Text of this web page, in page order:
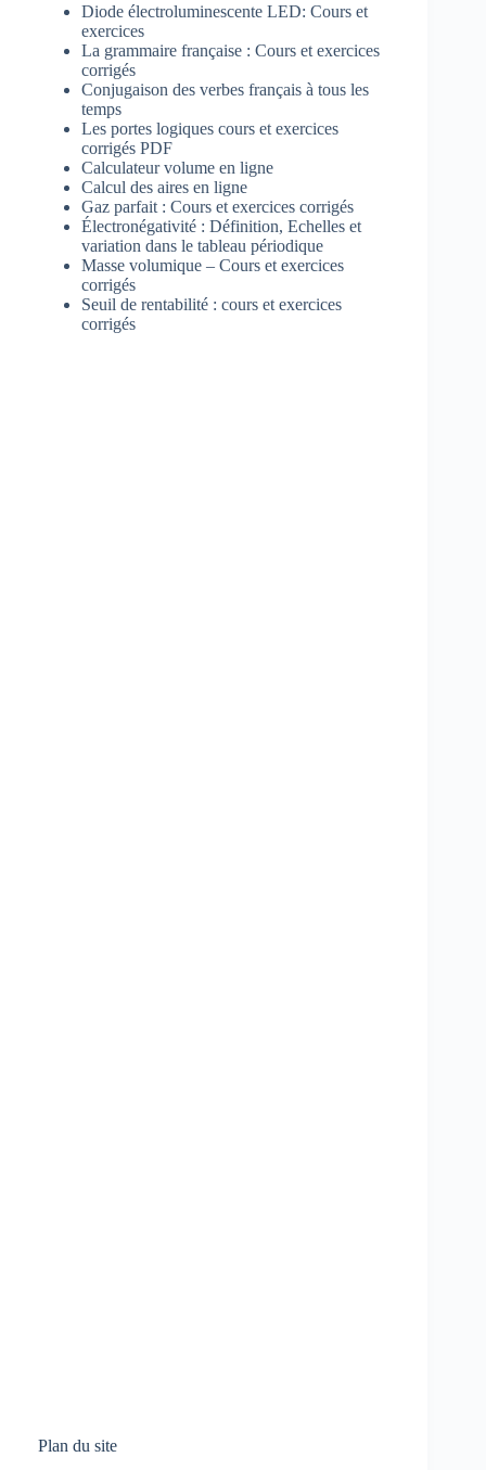
Diode électroluminescente LED: Cours et
exercices
La grammaire française : Cours et exercices
corrigés
Conjugaison des verbes français à tous les
temps
Les portes logiques cours et exercices
corrigés PDF
Calculateur volume en ligne
Calcul des aires en ligne
Gaz parfait : Cours et exercices corrigés
Électronégativité : Définition, Echelles et
variation dans le tableau périodique
Masse volumique – Cours et exercices
corrigés
Seuil de rentabilité : cours et exercices
corrigés
Plan du site